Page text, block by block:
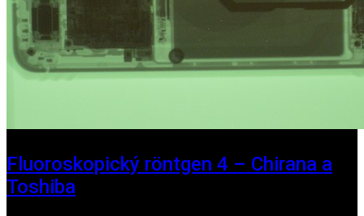
Fluoroskopický röntgen 4 – Chirana a
Toshiba